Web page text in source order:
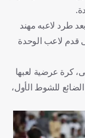
المباراة بعشرة لاعبين منذ الدقيقة 37، بعد طرد لاعبه مهند
قدم لاعب الوحدة
كرة عرضية لعبها
للشوط الأول،